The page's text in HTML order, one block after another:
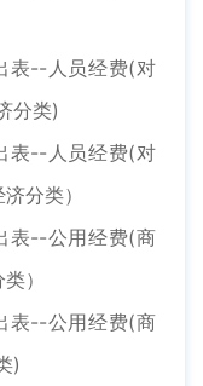
--人员经费(对
分类)
--人员经费(对
分类）
--公用经费(商
）
--公用经费(商
)